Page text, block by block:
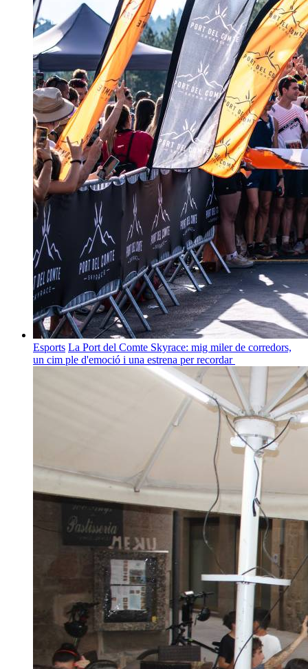
Esports La Port del Comte Skyrace: mig miler de corredors,
un cim ple d'emoció i una estrena per recordar